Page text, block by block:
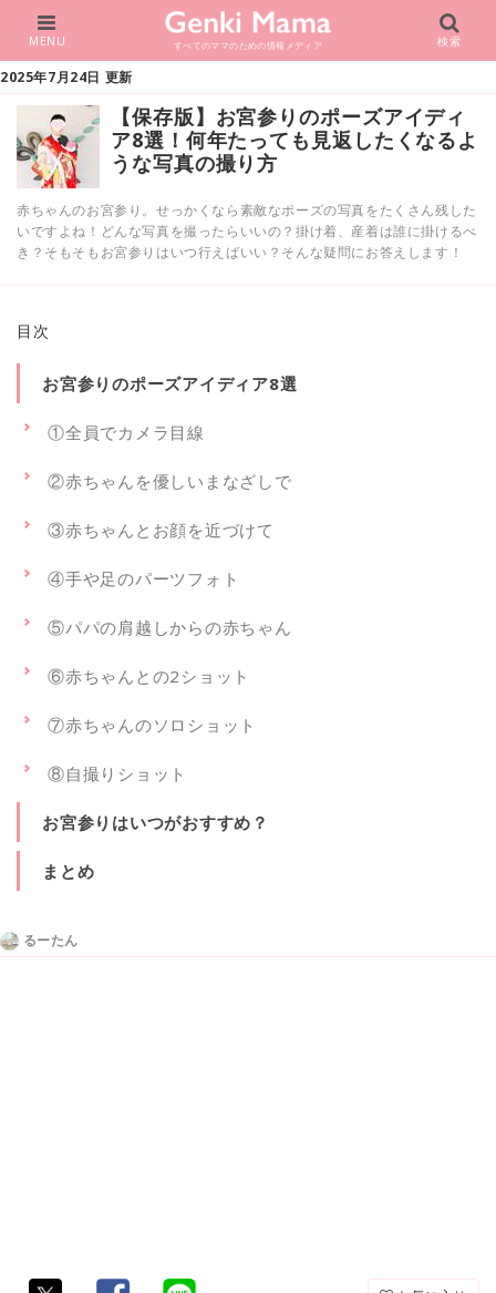
すべてのママのための情報メディア
MENU 検索
2025年7月24日 更新
【保存版】お宮参りのポーズアイディ
ア8選！何年たっても見返したくなるよ
うな写真の撮り方
赤ちゃんのお宮参り。せっかくなら素敵なポーズの写真をたくさん残した
いですよね！どんな写真を撮ったらいいの？掛け着、産着は誰に掛けるべ
き？そもそもお宮参りはいつ行えばいい？そんな疑問にお答えします！
目次
お宮参りのポーズアイディア8選
①全員でカメラ目線
②赤ちゃんを優しいまなざしで
③赤ちゃんとお顔を近づけて
④手や足のパーツフォト
⑤パパの肩越しからの赤ちゃん
⑥赤ちゃんとの2ショット
⑦赤ちゃんのソロショット
⑧自撮りショット
お宮参りはいつがおすすめ？
まとめ
るーたん